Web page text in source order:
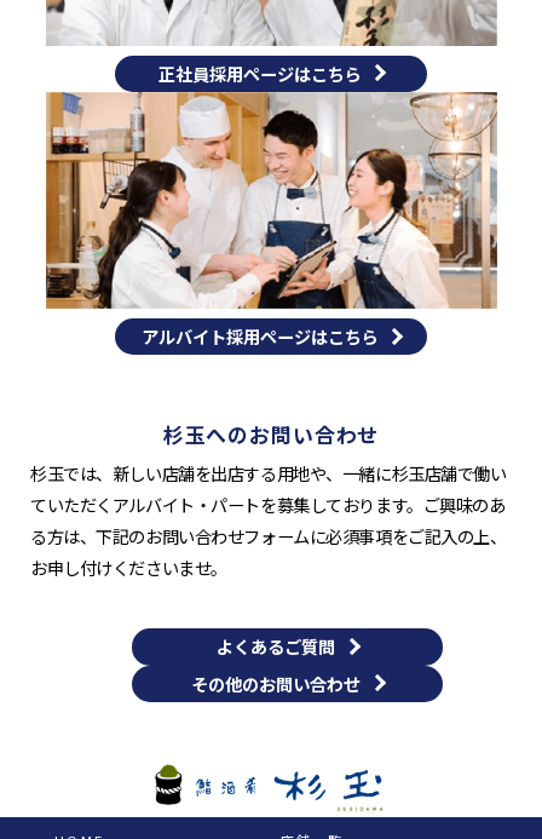
正社員採用ページはこちら
アルバイト採用ページはこちら
杉玉へのお問い合わせ
杉玉では、新しい店舗を出店する用地や、一緒に杉玉店舗で働い
ていただくアルバイト・パートを募集しております。ご興味のあ
る方は、下記のお問い合わせフォームに必須事項をご記入の上、
お申し付けくださいませ。
よくあるご質問
その他のお問い合わせ